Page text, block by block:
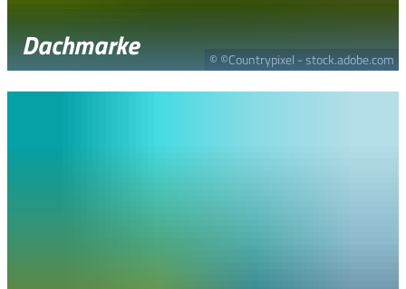
© ©Countrypixel - stock.adobe.com
Dachmarke